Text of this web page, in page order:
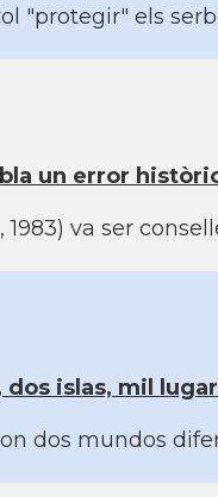
"protegir" els
un error
1983) va ser
dos islas, mil
dos mundos